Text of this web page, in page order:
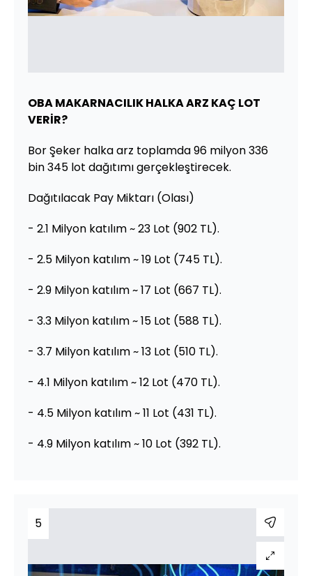
OBA MAKARNACILIK HALKA ARZ KAÇ LOT
VERİR?
Bor Şeker halka arz toplamda 96 milyon 336
bin 345 lot dağıtımı gerçekleştirecek.
Dağıtılacak Pay Miktarı (Olası)
- 2.1 Milyon katılım ~ 23 Lot (902 TL).
- 2.5 Milyon katılım ~ 19 Lot (745 TL).
- 2.9 Milyon katılım ~ 17 Lot (667 TL).
- 3.3 Milyon katılım ~ 15 Lot (588 TL).
- 3.7 Milyon katılım ~ 13 Lot (510 TL).
- 4.1 Milyon katılım ~ 12 Lot (470 TL).
- 4.5 Milyon katılım ~ 11 Lot (431 TL).
- 4.9 Milyon katılım ~ 10 Lot (392 TL).
5